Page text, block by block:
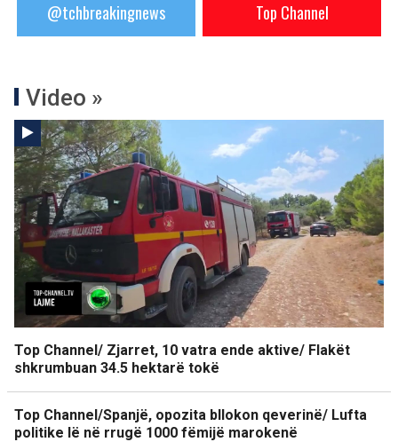
@tchbreakingnews Top Channel
Video »
Top Channel/ Zjarret, 10 vatra ende aktive/ Flakët
shkrumbuan 34.5 hektarë tokë
Top Channel/Spanjë, opozita bllokon qeverinë/ Lufta
politike lë në rrugë 1000 fëmijë marokenë